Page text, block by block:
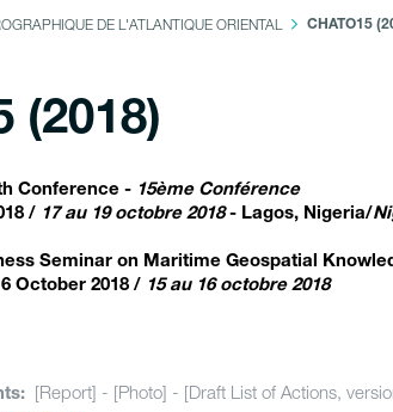
DE L'ATLANTIQUE ORIENTAL CHATO15
(2018)
Conference - 15ème Conférence
/ 17 au 19 octobre 2018- Lagos, Nigeria/
Seminar on Maritime Geospatial
October 2018 / 15 au 16 octobre 2018
[Report] - [Photo] - [Draft List of Actions,